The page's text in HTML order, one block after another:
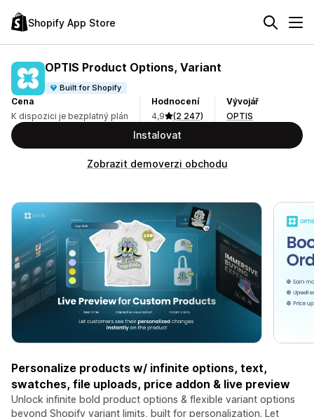
Shopify App Store
OPTIS Product Options, Variant
Built for Shopify
Cena
K dispozici je bezplatný plán
Hodnocení
4,9
(2 247)
Vývojář
OPTIS
Instalovat
Zobrazit demoverzi obchodu
Personalize products w/ infinite options, text,
swatches, file uploads, price addon & live preview
Unlock infinite bold product options & flexible variant options
beyond Shopify variant limits, built for personalization. Let